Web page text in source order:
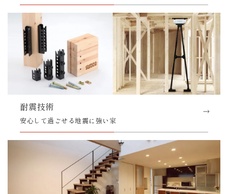
耐震技術
安心して過ごせる地震に強い家